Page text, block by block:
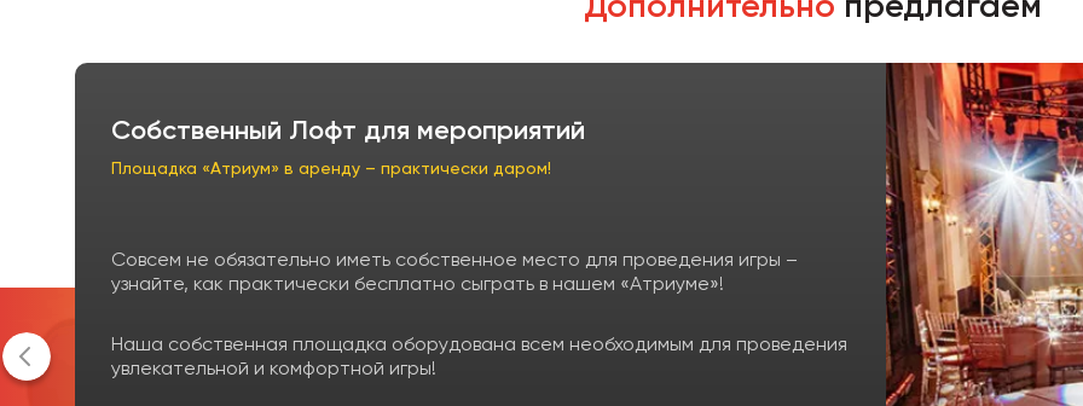
Дополнительно предлагаем
Собственный Лофт для мероприятий
Площадка «Атриум» в аренду – практически даром!
Совсем не обязательно иметь собственное место для проведения игры –
узнайте, как практически бесплатно сыграть в нашем «Атриуме»!
Наша собственная площадка оборудована всем необходимым для проведения
увлекательной и комфортной игры!